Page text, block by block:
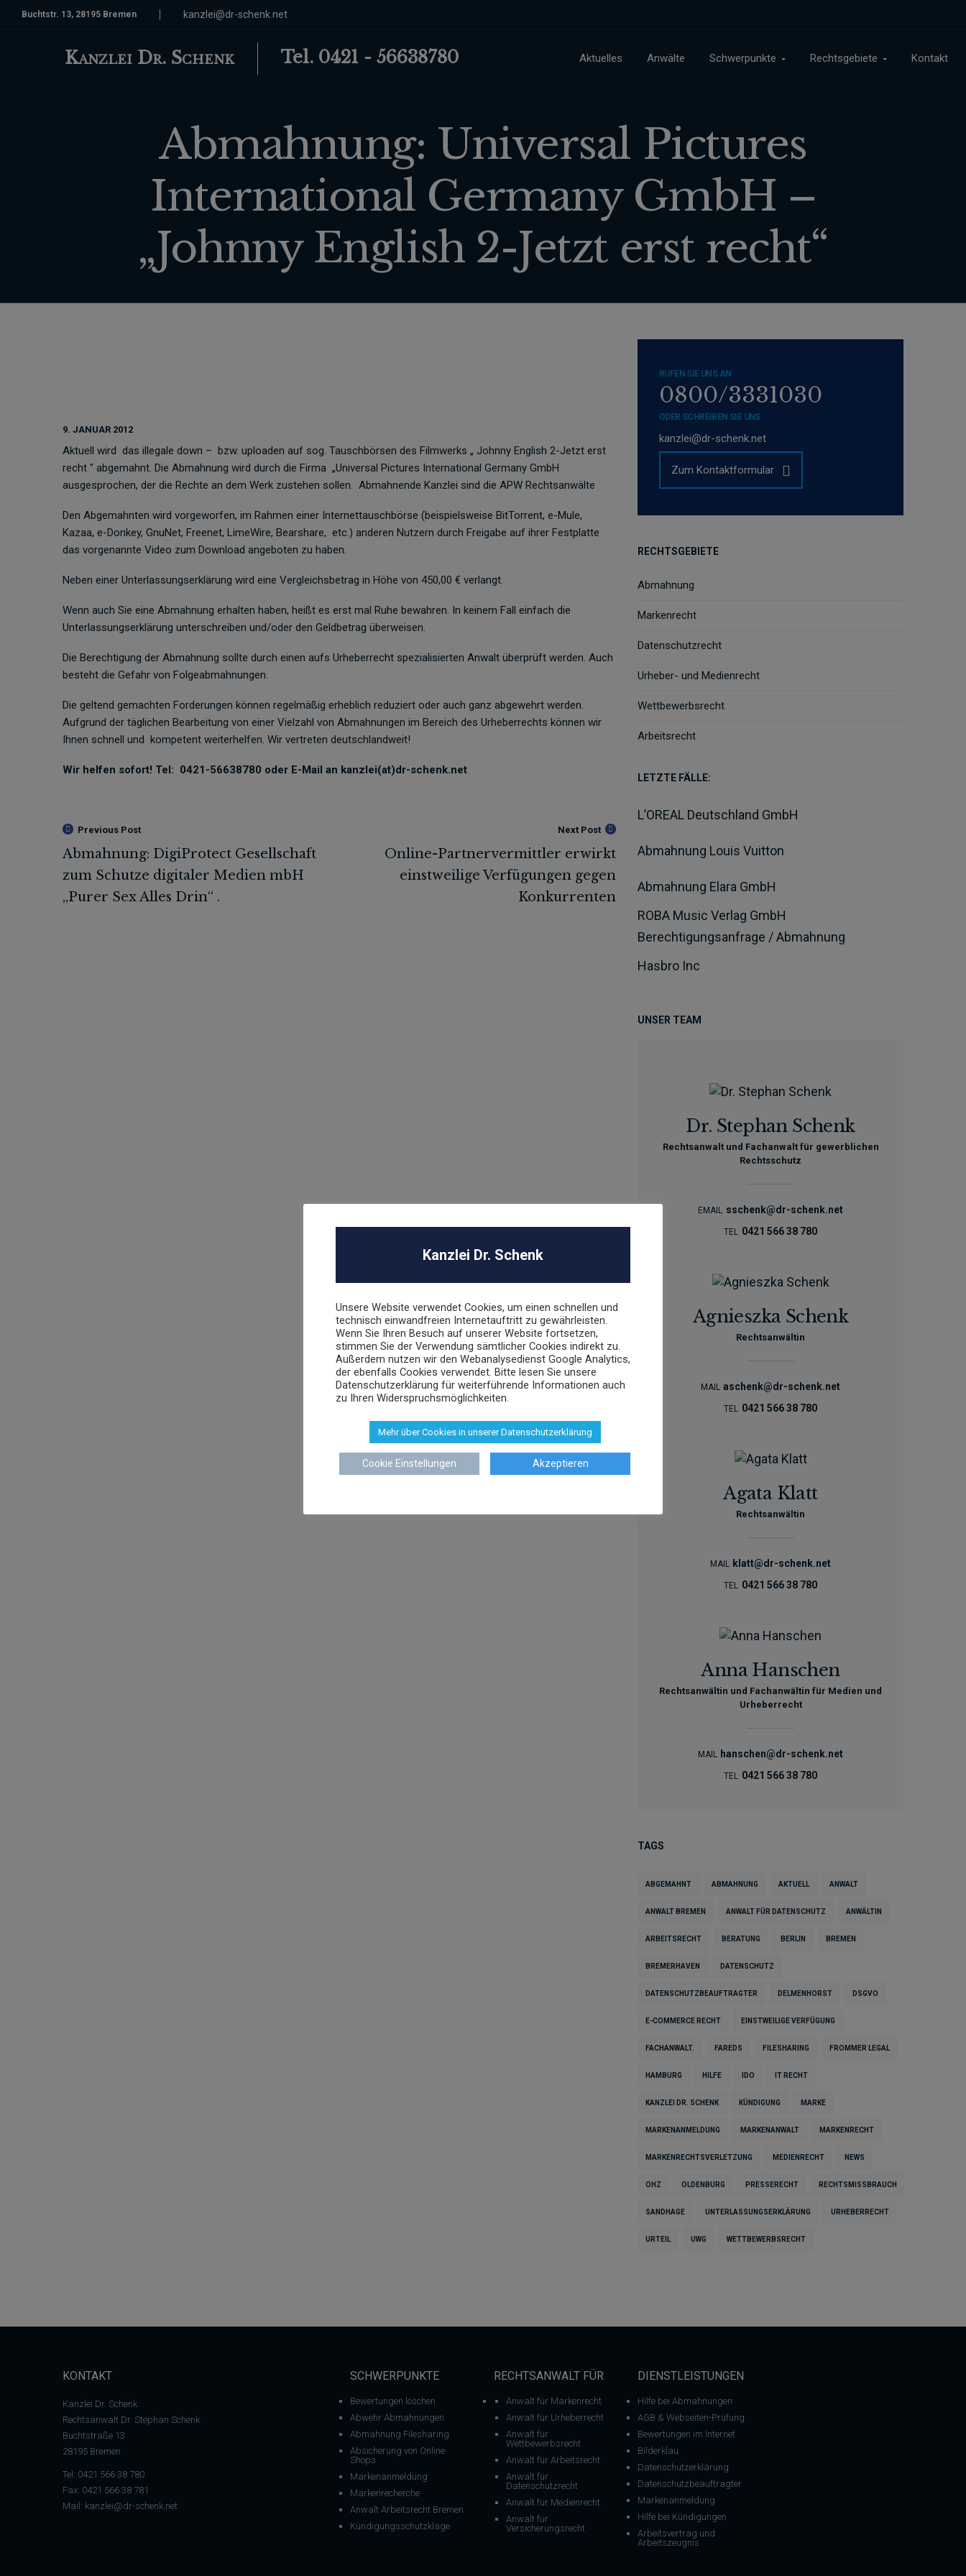
Buchtstr. 13, 28195 Bremen kanzlei@dr-schenk.net
Kanzlei Dr. Schenk Tel. 0421 - 56638780 Aktuelles Anwälte Schwerpunkte Rechtsgebiete Kontakt
Abmahnung: Universal Pictures
International Germany GmbH –
„Johnny English 2-Jetzt erst recht“
9. JANUAR 2012
Aktuell wird das illegale down – bzw. uploaden auf sog. Tauschbörsen des Filmwerks „ Johnny English 2-Jetzt erst
recht " abgemahnt. Die Abmahnung wird durch die Firma „Universal Pictures International Germany GmbH
ausgesprochen, der die Rechte an dem Werk zustehen sollen. Abmahnende Kanzlei sind die APW Rechtsanwälte
Den Abgemahnten wird vorgeworfen, im Rahmen einer Internettauschbörse (beispielsweise BitTorrent, e-Mule,
Kazaa, e-Donkey, GnuNet, Freenet, LimeWire, Bearshare, etc.) anderen Nutzern durch Freigabe auf ihrer Festplatte
das vorgenannte Video zum Download angeboten zu haben.
Neben einer Unterlassungserklärung wird eine Vergleichsbetrag in Höhe von 450,00 € verlangt.
Wenn auch Sie eine Abmahnung erhalten haben, heißt es erst mal Ruhe bewahren. In keinem Fall einfach die
Unterlassungserklärung unterschreiben und/oder den Geldbetrag überweisen.
Die Berechtigung der Abmahnung sollte durch einen aufs Urheberrecht spezialisierten Anwalt überprüft werden. Auch
besteht die Gefahr von Folgeabmahnungen.
Die geltend gemachten Forderungen können regelmäßig erheblich reduziert oder auch ganz abgewehrt werden.
Aufgrund der täglichen Bearbeitung von einer Vielzahl von Abmahnungen im Bereich des Urheberrechts können wir
Ihnen schnell und kompetent weiterhelfen. Wir vertreten deutschlandweit!
Wir helfen sofort! Tel: 0421-56638780 oder E-Mail an kanzlei(at)dr-schenk.net
Previous Post Next Post
RUFEN SIE UNS AN
0800/3331030
ODER SCHREIBEN SIE UNS
kanzlei@dr-schenk.net
Zum Kontaktformular
RECHTSGEBIETE
Abmahnung
Markenrecht
Datenschutzrecht
Urheber- und Medienrecht
Wettbewerbsrecht
Arbeitsrecht
LETZTE FÄLLE:
L’OREAL Deutschland GmbH
Abmahnung Louis Vuitton
Abmahnung Elara GmbH
ROBA Music Verlag GmbH
Berechtigungsanfrage / Abmahnung
Hasbro Inc
UNSER TEAM
Dr. Stephan Schenk
Rechtsanwalt und Fachanwalt für gewerblichen
Rechtsschutz
EMAIL sschenk@dr-schenk.net
TEL 0421 566 38 780
Agnieszka Schenk
Rechtsanwältin
MAIL aschenk@dr-schenk.net
TEL 0421 566 38 780
Agata Klatt
Rechtsanwältin
MAIL klatt@dr-schenk.net
TEL 0421 566 38 780
Anna Hanschen
Rechtsanwältin und Fachanwältin für Medien und
Urheberrecht
MAIL hanschen@dr-schenk.net
TEL 0421 566 38 780
TAGS
ABGEMAHNT ABMAHNUNG AKTUELL ANWALT
ANWALT BREMEN ANWALT FÜR DATENSCHUTZ ANWÄLTIN
ARBEITSRECHT BERATUNG BERLIN BREMEN
BREMERHAVEN DATENSCHUTZ
DATENSCHUTZBEAUFTRAGTER DELMENHORST DSGVO
E-COMMERCE RECHT EINSTWEILIGE VERFÜGUNG
FACHANWALT. FAREDS FILESHARING FROMMER LEGAL
HAMBURG HILFE IDO IT RECHT
KANZLEI DR. SCHENK KÜNDIGUNG MARKE
MARKENANMELDUNG MARKENANWALT MARKENRECHT
MARKENRECHTSVERLETZUNG MEDIENRECHT NEWS
OHZ OLDENBURG PRESSERECHT RECHTSMISSBRAUCH
SANDHAGE UNTERLASSUNGSERKLÄRUNG URHEBERRECHT
URTEIL UWG WETTBEWERBSRECHT
KONTAKT
Kanzlei Dr. Schenk
Rechtsanwalt Dr. Stephan Schenk
Buchtstraße 13
28195 Bremen
Tel: 0421 566 38 780
Fax: 0421 566 38 781
Mail: kanzlei@dr-schenk.net
SCHWERPUNKTE
Bewertungen löschen
Abwehr Abmahnungen
Abmahnung Filesharing
Absicherung von Online
Shops
Markenanmeldung
Markenrecherche
Anwalt Arbeitsrecht Bremen
Kündigungsschutzklage
RECHTSANWALT FÜR
Anwalt für Markenrecht
Anwalt für Urheberrecht
Anwalt für
Wettbewerbsrecht
Anwalt für Arbeitsrecht
Anwalt für
Datenschutzrecht
Anwalt für Medienrecht
Anwalt für
Versicherungsrecht
DIENSTLEISTUNGEN
Hilfe bei Abmahnungen
AGB & Webseiten-Prüfung
Bewertungen im Internet
Bilderklau
Datenschutzerklärung
Datenschutzbeauftragter
Markenanmeldung
Hilfe bei Kündigungen
Arbeitsvertrag und
Arbeitszeugnis
Kanzlei Dr. Schenk
Unsere Website verwendet Cookies, um einen schnellen und
technisch einwandfreien Internetauftritt zu gewährleisten.
Wenn Sie Ihren Besuch auf unserer Website fortsetzen,
stimmen Sie der Verwendung sämtlicher Cookies indirekt zu.
Außerdem nutzen wir den Webanalysedienst Google Analytics,
der ebenfalls Cookies verwendet. Bitte lesen Sie unsere
Datenschutzerklärung für weiterführende Informationen auch
zu Ihren Widerspruchsmöglichkeiten.
Mehr über Cookies in unserer Datenschutzerklärung
Cookie Einstellungen Akzeptieren